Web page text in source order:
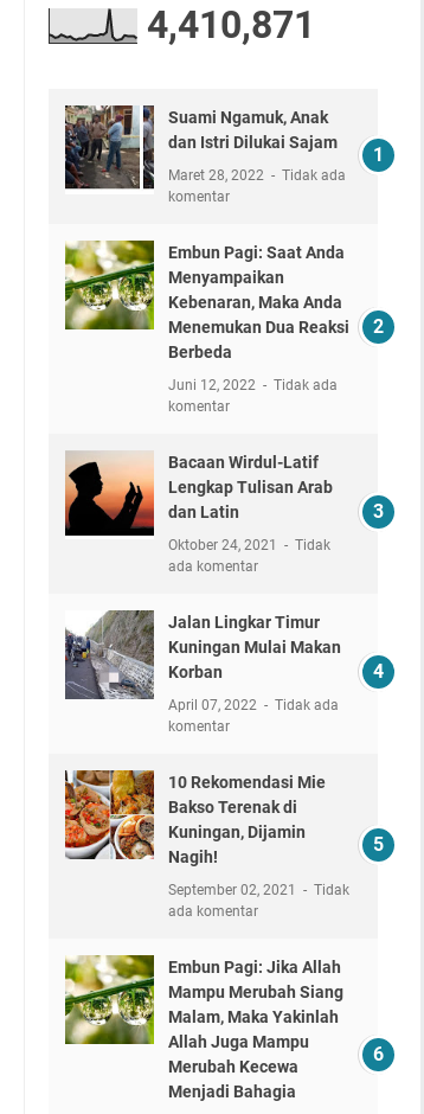
4,410,871
Suami Ngamuk, Anak
dan Istri Dilukai Sajam
Maret 28, 2022
Tidak ada
komentar
Embun Pagi: Saat Anda
Menyampaikan
Kebenaran, Maka Anda
Menemukan Dua Reaksi
Berbeda
Juni 12, 2022
Tidak ada
komentar
Bacaan Wirdul-Latif
Lengkap Tulisan Arab
dan Latin
Oktober 24, 2021
Tidak
ada komentar
Jalan Lingkar Timur
Kuningan Mulai Makan
Korban
April 07, 2022
Tidak ada
komentar
10 Rekomendasi Mie
Bakso Terenak di
Kuningan, Dijamin
Nagih!
September 02, 2021
Tidak
ada komentar
Embun Pagi: Jika Allah
Mampu Merubah Siang
Malam, Maka Yakinlah
Allah Juga Mampu
Merubah Kecewa
Menjadi Bahagia